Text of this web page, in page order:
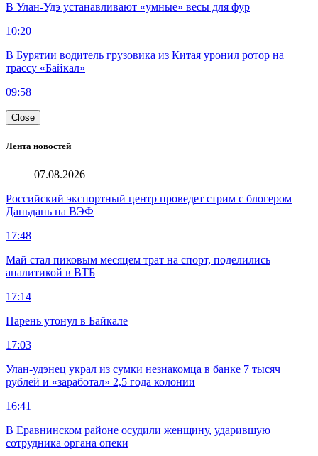
В Улан-Удэ устанавливают «умные» весы для фур
10:20
В Бурятии водитель грузовика из Китая уронил ротор на
трассу «Байкал»
09:58
Close
Лента новостей
07.08.2026
Российский экспортный центр проведет стрим с блогером
Даньдань на ВЭФ
17:48
Май стал пиковым месяцем трат на спорт, поделились
аналитикой в ВТБ
17:14
Парень утонул в Байкале
17:03
Улан-удэнец украл из сумки незнакомца в банке 7 тысяч
рублей и «заработал» 2,5 года колонии
16:41
В Еравнинском районе осудили женщину, ударившую
сотрудника органа опеки